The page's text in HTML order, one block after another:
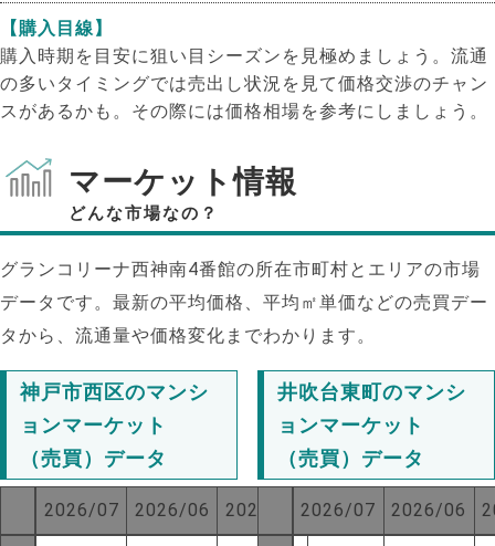
【購入目線】
購入時期を目安に狙い目シーズンを見極めましょう。流通
の多いタイミングでは売出し状況を見て価格交渉のチャン
スがあるかも。その際には価格相場を参考にしましょう。
マーケット情報
どんな市場なの？
グランコリーナ西神南4番館の所在市町村とエリアの市場
データです。最新の平均価格、平均㎡単価などの売買デー
タから、流通量や価格変化までわかります。
神戸市西区のマンシ
ョンマーケット
（売買）データ
2026/07 2026/06 2025/07
井吹台東町のマンシ
ョンマーケット
（売買）データ
2026/07 2026/06